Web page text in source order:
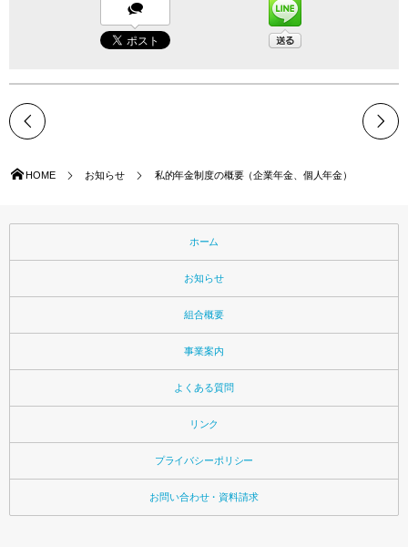
HOME お知らせ 私的年金制度の概要（企業年金、個人年金）
ホーム
お知らせ
組合概要
事業案内
よくある質問
リンク
プライバシーポリシー
お問い合わせ・資料請求